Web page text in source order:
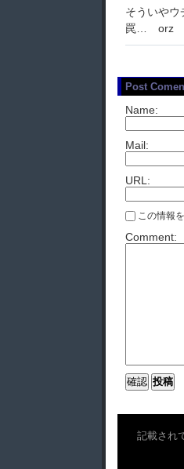
そういやウ
罠… orz
Post
Name:
Mail:
URL:
この情報
Comment:
記載され